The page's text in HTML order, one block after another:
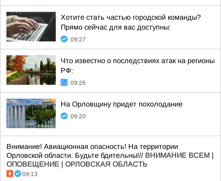
Хотите стать частью городской команды?
Прямо сейчас для вас доступны:
09:27
Что известно о последствиях атак на регионы
РФ:
09:26
На Орловщину придет похолодание
09:20
Внимание! Авиационная опасность! На территории
Орловской области. Будьте бдительны!// ВНИМАНИЕ ВСЕМ |
ОПОВЕЩЕНИЕ | ОРЛОВСКАЯ ОБЛАСТЬ
09:13